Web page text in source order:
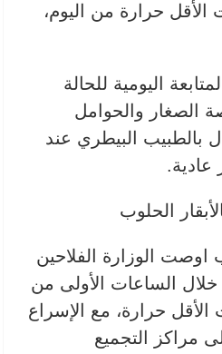
الأقل حرارة من اليوم،
اليومية للحالة
الصغار والحوامل
بالطبيب البيطري عند
الحلوب
اوصت الوزارة الفلاحين
خلال الساعات الأولى من
الأقل حرارة، مع الإسراع
مراكز التجميع